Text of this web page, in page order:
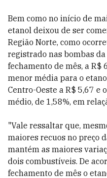
Bem como no início de
etanol deixou de ser
Região Norte, como
registrado nas bombas da
fechamento de mês, a R$
menor média para o
Centro-Oeste a R$ 5,67 e
médio, de 1,58%, em
"Vale ressaltar que,
maiores recuos no preço
mantém as maiores
dois combustíveis. De
fechamento de mês o